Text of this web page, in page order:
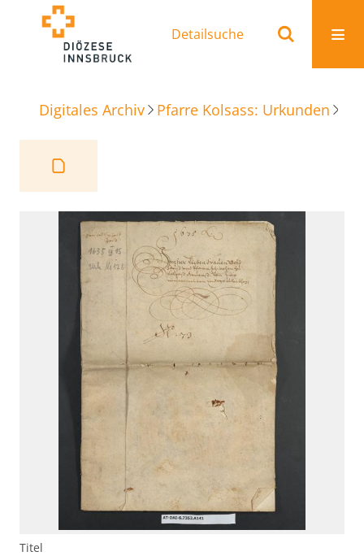
Detailsuche
Digitales Archiv Pfarre Kolsass: Urkunden
Titel